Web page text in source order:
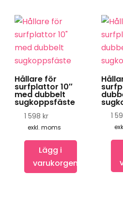
Hållare för
surfplattor 10″
med dubbelt
sugkoppsfäste
1 598 kr
exkl. moms
Lägg i
varukorgen
1